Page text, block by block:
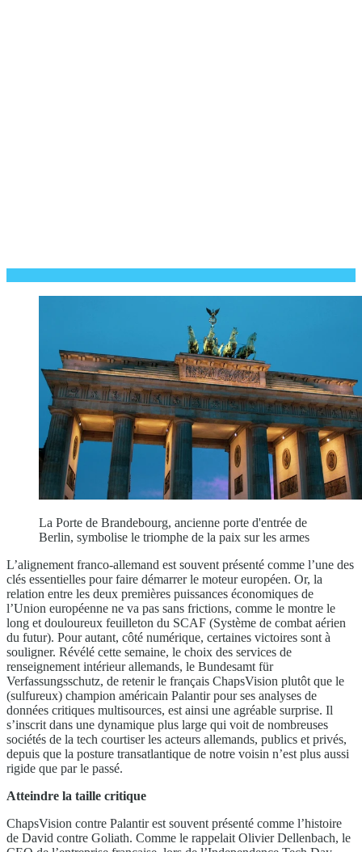
La Porte de Brandebourg, ancienne porte d'entrée de
Berlin, symbolise le triomphe de la paix sur les armes
L’alignement franco-allemand est souvent présenté comme l’une des
clés essentielles pour faire démarrer le moteur européen. Or, la
relation entre les deux premières puissances économiques de
l’Union européenne ne va pas sans frictions, comme le montre le
long et douloureux feuilleton du SCAF (Système de combat aérien
du futur). Pour autant, côté numérique, certaines victoires sont à
souligner. Révélé cette semaine, le choix des services de
renseignement intérieur allemands, le Bundesamt für
Verfassungsschutz, de retenir le français ChapsVision plutôt que le
(sulfureux) champion américain Palantir pour ses analyses de
données critiques multisources, est ainsi une agréable surprise. Il
s’inscrit dans une dynamique plus large qui voit de nombreuses
sociétés de la tech courtiser les acteurs allemands, publics et privés,
depuis que la posture transatlantique de notre voisin n’est plus aussi
rigide que par le passé.
Atteindre la taille critique
ChapsVision contre Palantir est souvent présenté comme l’histoire
de David contre Goliath. Comme le rappelait Olivier Dellenbach, le